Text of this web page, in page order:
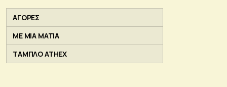
ΑΓΟΡΕΣ
ΜΕ ΜΙΑ ΜΑΤΙΑ
ΤΑΜΠΛΟ ATHEX